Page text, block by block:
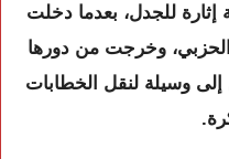
إثارة للجدل، بعدما دخلت
وخرجت من دورها
إلى وسيلة لنقل الخطابات